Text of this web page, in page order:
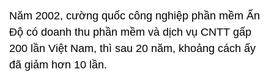
Năm 2002, cường quốc công nghiệp phần mềm Ấn
Độ có doanh thu phần mềm và dịch vụ CNTT gấp
200 lần Việt Nam, thì sau 20 năm, khoảng cách ấy
đã giảm hơn 10 lần.